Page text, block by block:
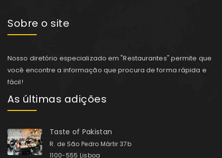
Sobre o site
Nosso diretório especializado em "Restaurantes" permite que
você encontre a informação que procura de forma rápida e
fácil!
As últimas adições
Taste of Pakistan
R. de São Pedro Mártir 37b
1100-555 Lisboa